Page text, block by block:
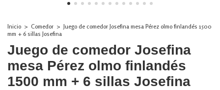
Inicio > Comedor > Juego de comedor Josefina mesa Pérez olmo finlandés 1500
mm + 6 sillas Josefina
Juego de comedor Josefina
mesa Pérez olmo finlandés
1500 mm + 6 sillas Josefina